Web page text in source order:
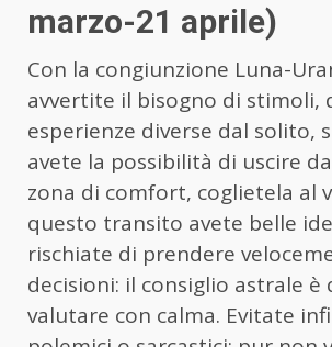
marzo-21 aprile)
Con la congiunzione Luna-
avvertite il bisogno di stimoli,
esperienze diverse dal solito,
avete la possibilità di uscire
zona di comfort, coglietela al
questo transito avete belle
rischiate di prendere
decisioni: il consiglio astrale è
valutare con calma. Evitate